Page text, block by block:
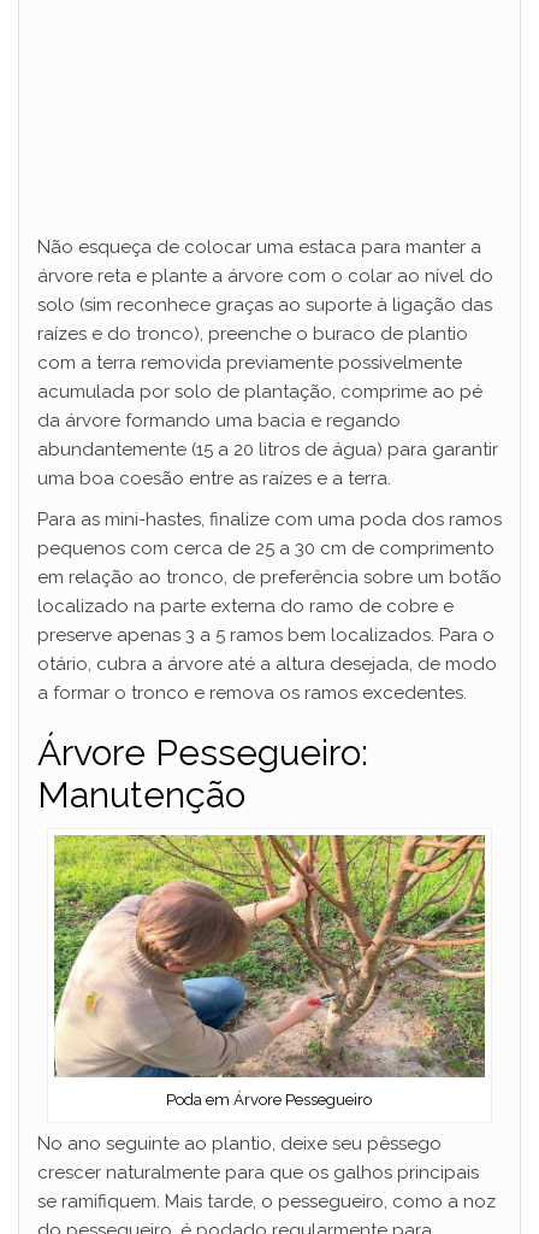
Não esqueça de colocar uma estaca para manter a
árvore reta e plante a árvore com o colar ao nível do
solo (sim reconhece graças ao suporte à ligação das
raízes e do tronco), preenche o buraco de plantio
com a terra removida previamente possivelmente
acumulada por solo de plantação, comprime ao pé
da árvore formando uma bacia e regando
abundantemente (15 a 20 litros de água) para garantir
uma boa coesão entre as raízes e a terra.
Para as mini-hastes, finalize com uma poda dos ramos
pequenos com cerca de 25 a 30 cm de comprimento
em relação ao tronco, de preferência sobre um botão
localizado na parte externa do ramo de cobre e
preserve apenas 3 a 5 ramos bem localizados. Para o
otário, cubra a árvore até a altura desejada, de modo
a formar o tronco e remova os ramos excedentes.
Árvore Pessegueiro:
Manutenção
Poda em Árvore Pessegueiro
No ano seguinte ao plantio, deixe seu pêssego
crescer naturalmente para que os galhos principais
se ramifiquem. Mais tarde, o pessegueiro, como a noz